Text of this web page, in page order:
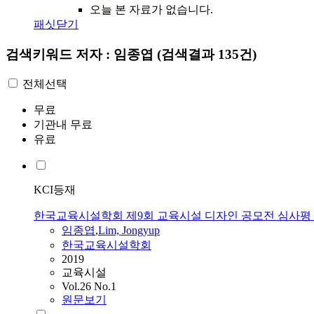
오늘 본 자료가 없습니다.
패싯닫기
검색키워드 저자 : 임종엽 (검색결과 135건)
전체선택
무료
기관내 무료
유료
KCI등재
한국교육시설학회 제9회 교육시설 디자인 공모전 심사평
임종엽,Lim, Jongyup
한국교육시설학회
2019
교육시설
Vol.26 No.1
원문보기